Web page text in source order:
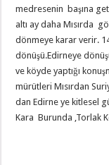
medresenin başına
altı ay daha Mısırda
dönmeye karar verir.
dönüşü.Edirneye
ve köyde yaptığı
mürütleri Mısırdan
dan Edirne ye kitlesel
Kara Burunda ,Torlak